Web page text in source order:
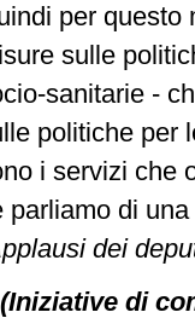
per questo
sulle
sanitarie -
politiche per
i servizi che
parliamo di
dei
(Iniziative di